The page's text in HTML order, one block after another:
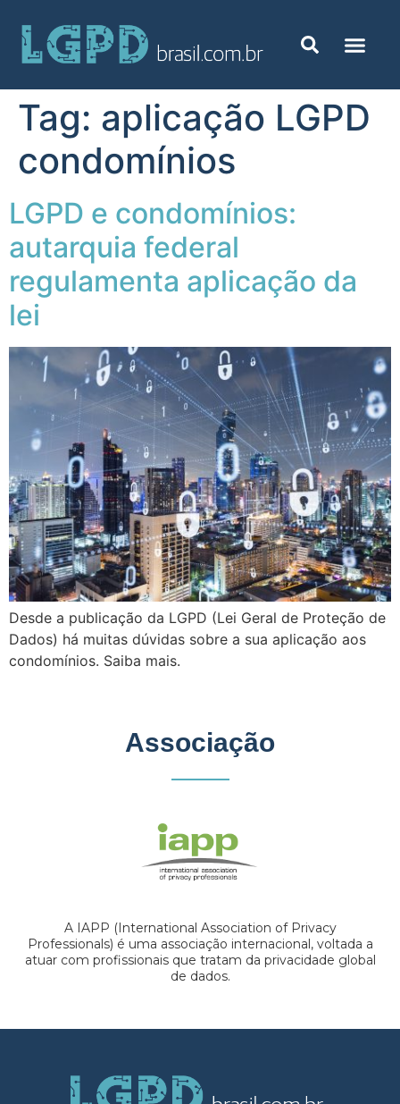
Tag: aplicação LGPD
condomínios
LGPD e condomínios:
autarquia federal
regulamenta aplicação da
lei
Desde a publicação da LGPD (Lei Geral de Proteção de
Dados) há muitas dúvidas sobre a sua aplicação aos
condomínios. Saiba mais.
Associação
A IAPP (International Association of Privacy
Professionals) é uma associação internacional, voltada a
atuar com profissionais que tratam da privacidade global
de dados.